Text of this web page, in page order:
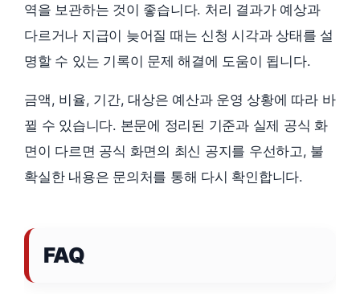
역을 보관하는 것이 좋습니다. 처리 결과가 예상과
다르거나 지급이 늦어질 때는 신청 시각과 상태를 설
명할 수 있는 기록이 문제 해결에 도움이 됩니다.
금액, 비율, 기간, 대상은 예산과 운영 상황에 따라 바
뀔 수 있습니다. 본문에 정리된 기준과 실제 공식 화
면이 다르면 공식 화면의 최신 공지를 우선하고, 불
확실한 내용은 문의처를 통해 다시 확인합니다.
FAQ